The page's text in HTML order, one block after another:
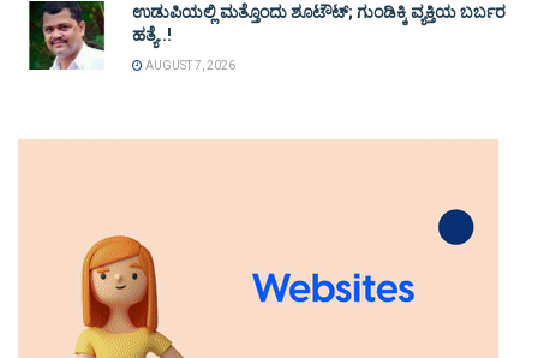
ಉಡುಪಿಯಲ್ಲಿ ಮತ್ತೊಂದು ಶೂಟೌಟ್‌; ಗುಂಡಿಕ್ಕಿ ವ್ಯಕ್ತಿಯ ಬರ್ಬರ
ಹತ್ಯೆ..!
AUGUST 7, 2026